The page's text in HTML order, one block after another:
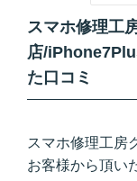
スマホ修理工
店/
た口コミ
スマホ修理工房
お客様から頂い